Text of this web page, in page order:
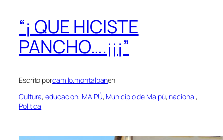
“¡ QUE HICISTE
PANCHO….¡¡¡”
Escrito porcamilo.montalbanen
Cultura, educacion, MAIPÚ, Municipio de Maipú, nacional
Politica